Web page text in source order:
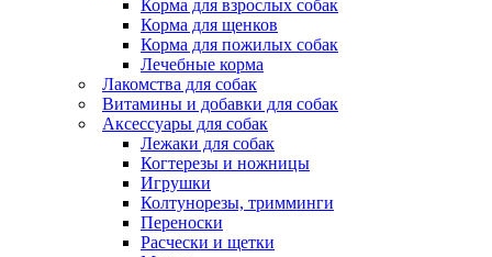
Корма для взрослых собак
Корма для щенков
Корма для пожилых собак
Лечебные корма
Лакомства для собак
Витамины и добавки для собак
Аксессуары для собак
Лежаки для собак
Когтерезы и ножницы
Игрушки
Колтунорезы, тримминги
Переноски
Расчески и щетки